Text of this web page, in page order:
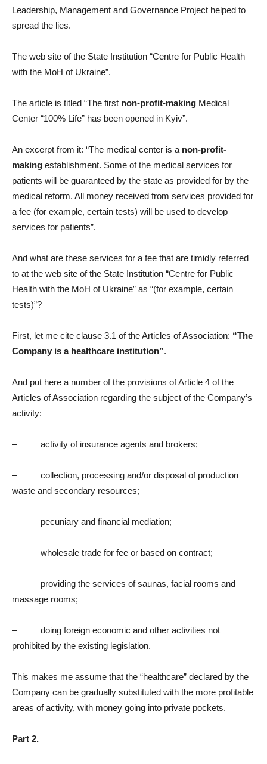
Leadership, Management and Governance Project helped to
spread the lies.
The web site of the State Institution “Centre for Public Health
with the MoH of Ukraine”.
The article is titled “The first non-profit-making Medical
Center “100% Life” has been opened in Kyiv”.
An excerpt from it: “The medical center is a non-profit-
making establishment. Some of the medical services for
patients will be guaranteed by the state as provided for by the
medical reform. All money received from services provided for
a fee (for example, certain tests) will be used to develop
services for patients”.
And what are these services for a fee that are timidly referred
to at the web site of the State Institution “Centre for Public
Health with the MoH of Ukraine” as “(for example, certain
tests)”?
First, let me cite clause 3.1 of the Articles of Association: “The
Company is a healthcare institution”.
And put here a number of the provisions of Article 4 of the
Articles of Association regarding the subject of the Company’s
activity:
– activity of insurance agents and brokers;
– collection, processing and/or disposal of production
waste and secondary resources;
– pecuniary and financial mediation;
– wholesale trade for fee or based on contract;
– providing the services of saunas, facial rooms and
massage rooms;
– doing foreign economic and other activities not
prohibited by the existing legislation.
This makes me assume that the “healthcare” declared by the
Company can be gradually substituted with the more profitable
areas of activity, with money going into private pockets.
Part 2.